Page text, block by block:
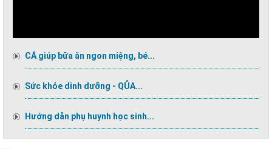
CÁ giúp bữa ăn ngon miệng, bé...
Sức khỏe dinh dưỡng - QỦA...
Hướng dẫn phụ huynh học sinh...